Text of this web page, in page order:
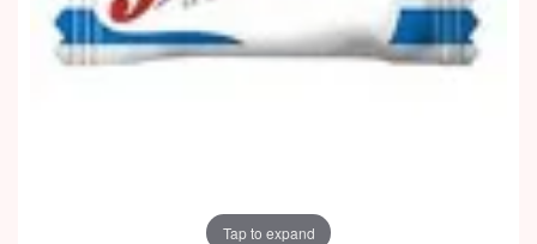
Tap to expand